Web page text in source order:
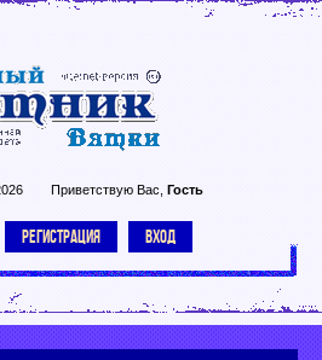
Приветствую Вас Гость
РЕГИСТРАЦИЯ ВХОД